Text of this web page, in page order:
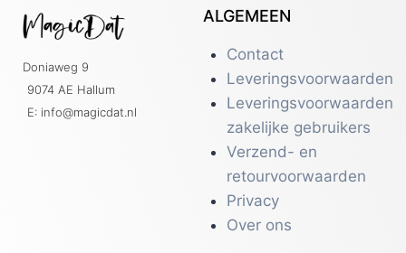
Doniaweg 9
9074 AE Hallum
E: info@magicdat.nl
ALGEMEEN
Contact
Leveringsvoorwaarden
Leveringsvoorwaarden
zakelijke gebruikers
Verzend- en
retourvoorwaarden
Privacy
Over ons